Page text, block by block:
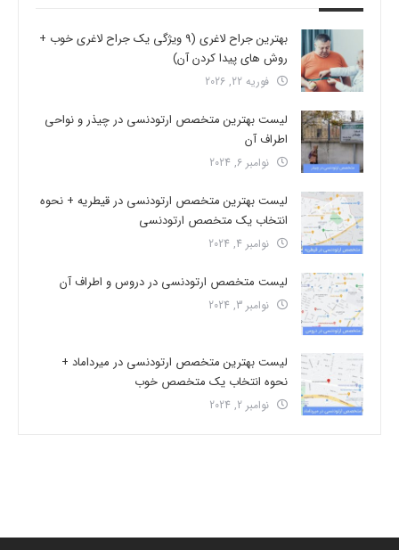
بهترین جراح لاغری (9 ویژگی یک جراح لاغری خوب +
روش های پیدا کردن آن)
فوریه 22, 2026
لیست بهترین متخصص ارتودنسی در چیذر و نواحی
اطراف آن
نوامبر 6, 2024
لیست بهترین متخصص ارتودنسی در قیطریه + نحوه
انتخاب یک متخصص ارتودنسی
نوامبر 4, 2024
لیست متخصص ارتودنسی در دروس و اطراف آن
نوامبر 3, 2024
لیست بهترین متخصص ارتودنسی در میرداماد +
نحوه انتخاب یک متخصص خوب
نوامبر 2, 2024